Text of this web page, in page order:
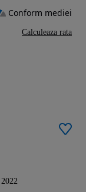
2022
Conform mediei
Calculeaza rata